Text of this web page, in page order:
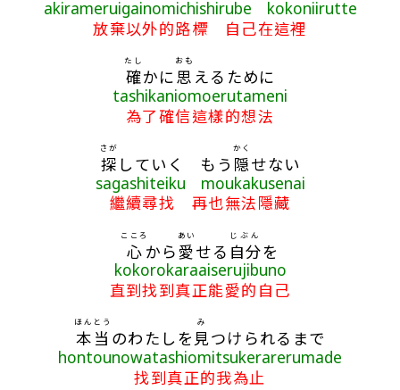
akirameruigainomichishirube kokoniirutte
放棄以外的路標 自己在這裡
確
たし
かに 思
おも
えるために
tashikaniomoerutameni
為了確信這樣的想法
探
さが
していく もう 隠
かく
せない
sagashiteiku moukakusenai
繼續尋找 再也無法隱藏
心
こころ
から 愛
あい
せる 自分
じぶん
を
kokorokaraaiserujibuno
直到找到真正能愛的自己
本当
ほんとう
のわたしを見
み
つけられるまで
hontounowatashiomitsukerarerumade
找到真正的我為止